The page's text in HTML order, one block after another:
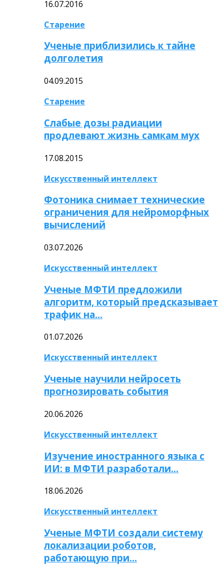
16.07.2016
Старение
Ученые приблизились к тайне
долголетия
04.09.2015
Старение
Слабые дозы радиации
продлевают жизнь самкам мух
17.08.2015
Искусственный интеллект
Фотоника снимает технические
ограничения для нейроморфных
вычислений
03.07.2026
Искусственный интеллект
Ученые МФТИ предложили
алгоритм, который предсказывает
трафик на…
01.07.2026
Искусственный интеллект
Ученые научили нейросеть
прогнозировать события
20.06.2026
Искусственный интеллект
Изучение иностранного языка с
ИИ: в МФТИ разработали…
18.06.2026
Искусственный интеллект
Ученые МФТИ создали систему
локализации роботов,
работающую при…